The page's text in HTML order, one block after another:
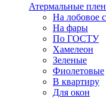
Атермальные
На лобовое
На фары
По ГОСТУ
Хамелеон
Зеленые
Фиолетовые
В квартиру
Для окон